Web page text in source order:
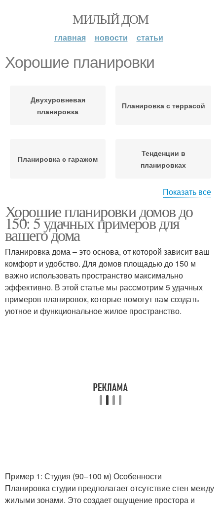
МИЛЫЙ ДОМ
главная новости статьи
Хорошие планировки
Двухуровневая
планировка
Планировка с террасой
Планировка с гаражом
Тенденции в
планировках
планировка
Планировка с балконом
Планировка с эркером
Многоуровневая
планировка
Планировки с
Планировки с большим
Показать все
Хорошие планировки домов до
150: 5 удачных примеров для
вашего дома
Планировка дома – это основа, от которой зависит ваш
комфорт и удобство. Для домов площадью до 150 м
важно использовать пространство максимально
эффективно. В этой статье мы рассмотрим 5 удачных
примеров планировок, которые помогут вам создать
уютное и функциональное жилое пространство.
Пример 1: Студия (90–100 м) Особенности
Планировка студии предполагает отсутствие стен между
жилыми зонами. Это создает ощущение простора и